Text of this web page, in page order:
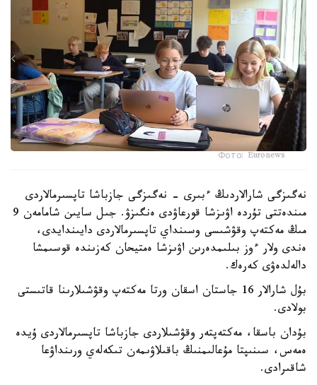
Фото: Euronews
نەگىزگى شارالاردىڭ ءبىرى - نەگىزگى جازباشا تاپسىرمالاردى
مىندەتتى تۇردە اۋىزشا قورعاۋدى ەنگىزۋ. جىل سايىن شامامەن 9
مىڭ مەكتەپ وقۋشىسى وسىنداي تاپسىرمالاردى دايىندايدى،
ەندى ولار ءوز بىلىمدەرىن اۋىزشا ەمتيحان كەزىندە قوسىمشا
دالەلدەۋى كەرەك.
بۇل شارالار 16 جاستان اسقان ورتا مەكتەپ وقۋشىلارىنا قاتىستى
بولادى.
بۇدان باسقا، مەكتەپتەر وقۋشىلاردى جازباشا تاپسىرمالاردى ۇيدە
ەمەس، سىنىپتا مۇعالىمنىڭ باقىلاۋىمەن تىكەلەي ورىنداۋعا
شاقىرادى.